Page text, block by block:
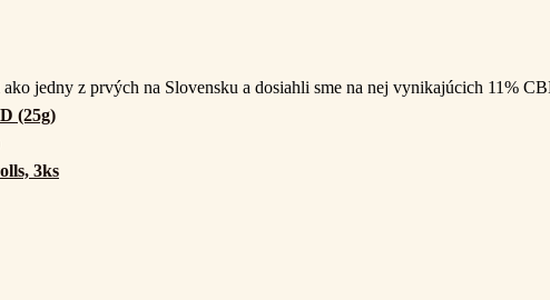
jedny z prvých na Slovensku a dosiahli sme na nej vynikajúcich 11%
(25g)
3ks